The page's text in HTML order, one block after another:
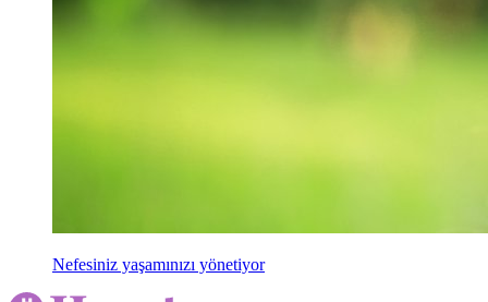
Nefesiniz yaşamınızı yönetiyor